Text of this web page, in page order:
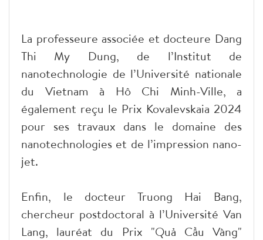
La professeure associée et docteure Dang
Thi My Dung, de l’Institut de
nanotechnologie de l’Université nationale
du Vietnam à Hô Chi Minh-Ville, a
également reçu le Prix Kovalevskaia 2024
pour ses travaux dans le domaine des
nanotechnologies et de l’impression nano-
jet.
Enfin, le docteur Truong Hai Bang,
chercheur postdoctoral à l’Université Van
Lang, lauréat du Prix "Quả Cầu Vàng"